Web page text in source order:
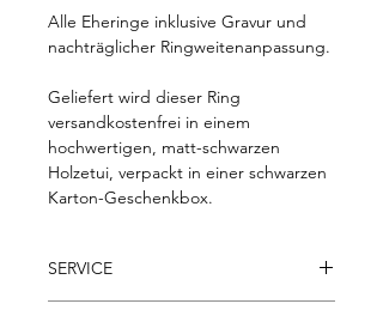
Alle Eheringe inklusive Gravur und
nachträglicher Ringweitenanpassung.
Geliefert wird dieser Ring
versandkostenfrei in einem
hochwertigen, matt-schwarzen
Holzetui, verpackt in einer schwarzen
Karton-Geschenkbox.
SERVICE